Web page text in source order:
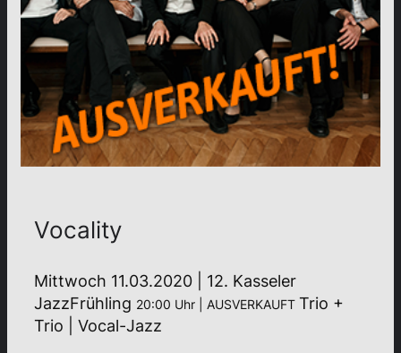
Vocality
Mittwoch 11.03.2020 | 12. Kasseler
JazzFrühling 20:00 Uhr | AUSVERKAUFT Trio +
Trio | Vocal-Jazz